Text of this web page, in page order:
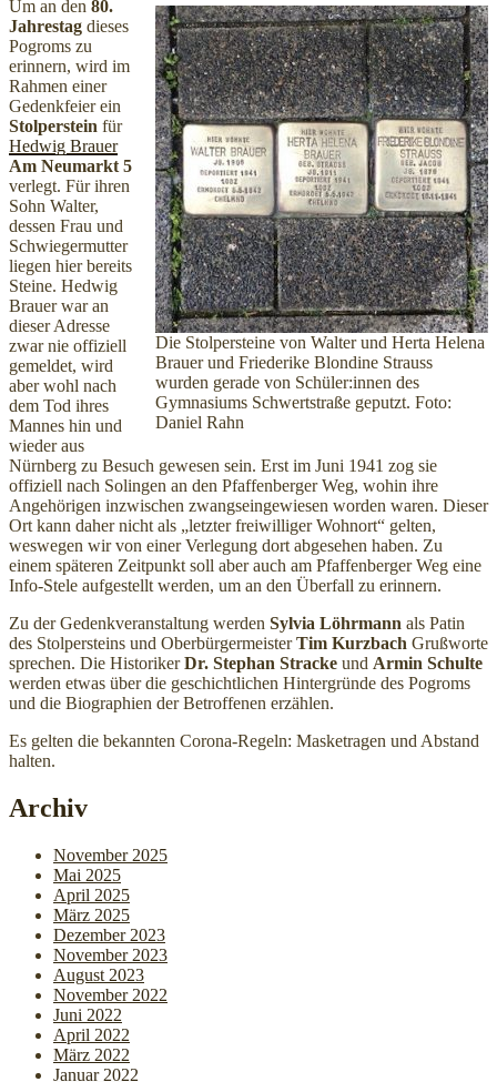
Die Stolpersteine von Walter und Herta Helena
Brauer und Friederike Blondine Strauss
wurden gerade von Schüler:innen des
Gymnasiums Schwertstraße geputzt. Foto:
Daniel Rahn
Um an den 80.
Jahrestag dieses
Pogroms zu
erinnern, wird im
Rahmen einer
Gedenkfeier ein
Stolperstein für
Hedwig Brauer
Am Neumarkt 5
verlegt. Für ihren
Sohn Walter,
dessen Frau und
Schwiegermutter
liegen hier bereits
Steine. Hedwig
Brauer war an
dieser Adresse
zwar nie offiziell
gemeldet, wird
aber wohl nach
dem Tod ihres
Mannes hin und
wieder aus
Nürnberg zu Besuch gewesen sein. Erst im Juni 1941 zog sie
offiziell nach Solingen an den Pfaffenberger Weg, wohin ihre
Angehörigen inzwischen zwangseingewiesen worden waren. Dieser
Ort kann daher nicht als „letzter freiwilliger Wohnort“ gelten,
weswegen wir von einer Verlegung dort abgesehen haben. Zu
einem späteren Zeitpunkt soll aber auch am Pfaffenberger Weg eine
Info-Stele aufgestellt werden, um an den Überfall zu erinnern.
Zu der Gedenkveranstaltung werden Sylvia Löhrmann als Patin
des Stolpersteins und OberbürgermeisterTim Kurzbach Grußworte
sprechen. Die HistorikerDr. Stephan Stracke und Armin Schulte
werden etwas über die geschichtlichen Hintergründe des Pogroms
und die Biographien der Betroffenen erzählen.
Es gelten die bekannten Corona-Regeln: Masketragen und Abstand
halten.
Archiv
November 2025
Mai 2025
April 2025
März 2025
Dezember 2023
November 2023
August 2023
November 2022
Juni 2022
April 2022
März 2022
Januar 2022